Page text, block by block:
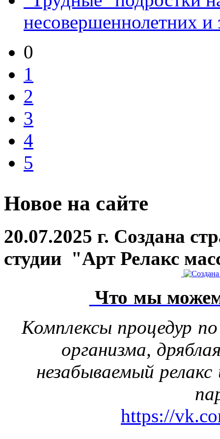
несовершеннолетних
0
1
2
3
4
5
Новое на сайте
20.07.2025 г. Создана
студии "Арт Релакс
Что мы
Комплексы процедур
организма,
незабываемый
https://